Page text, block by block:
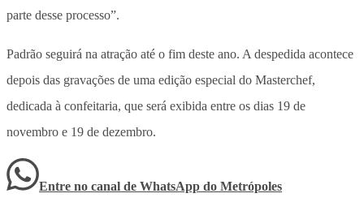
parte desse processo”.
Padrão seguirá na atração até o fim deste ano. A despedida acontece
depois das gravações de uma edição especial do Masterchef,
dedicada à confeitaria, que será exibida entre os dias 19 de
novembro e 19 de dezembro.
Entre no canal de WhatsApp do Metrópoles